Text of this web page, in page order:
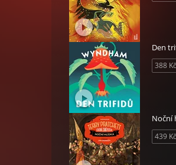
Den
388 Kč
Noční
439 Kč